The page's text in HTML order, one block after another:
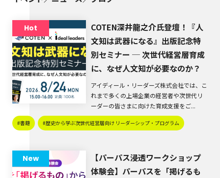
COTEN深井龍之介氏登壇！『人
文知は武器になる』出版記念特
別セミナー ─ 次世代経営層育成
に、なぜ人文知が必要なのか？
アイディール・リーダーズ株式会社では、こ
れまで多くの上場企業の経営者や次世代リ
ーダーの皆さまに向けた育成支援をご...
#書籍 #歴史から学ぶ次世代経営層向け リーダーシップ・プログラム
Hot
【パーパス浸透ワークショップ
体験会】パーパスを「掲げるも
New